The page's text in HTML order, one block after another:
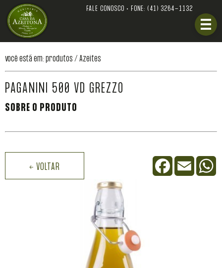
FALE CONOSCO • FONE: (41) 3264-1132
você está em: produtos / Azeites
PAGANINI 500 VD GREZZO
SOBRE O PRODUTO
← VOLTAR
FacebookEmail